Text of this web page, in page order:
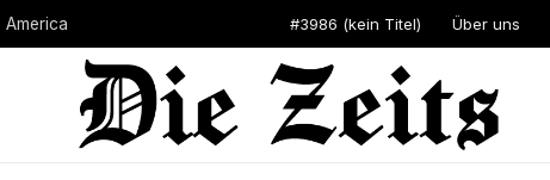
America #3986 (kein Titel) Über uns